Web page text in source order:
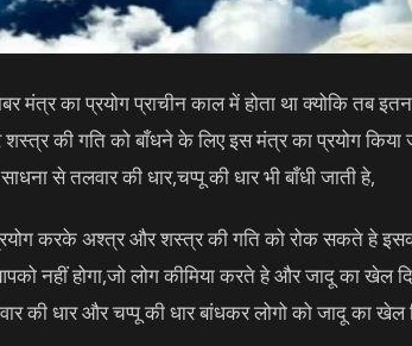
मंत्र का प्रयोग प्राचीन काल में होता था क्योकि तब
की गति को बाँधने के लिए इस मंत्र का प्रयोग
से तलवार की धार,चप्पू की धार भी बाँधी जाती हे,
करके अश्त्र और शस्त्र की गति को रोक सकते हे
नहीं होगा,जो लोग कीमिया करते हे और जादू का खेल
की धार और चप्पू की धार बांधकर लोगो को जादू का खेल